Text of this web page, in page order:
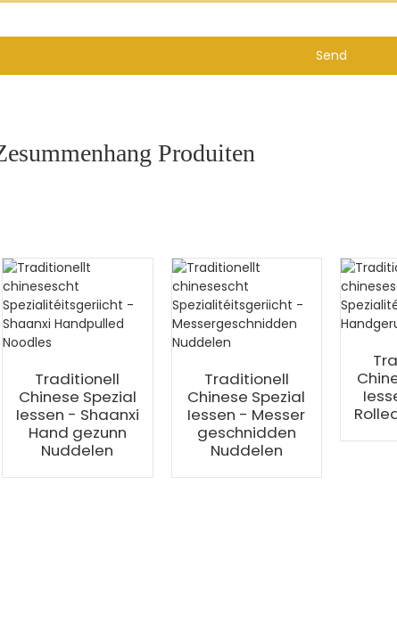
Send
Produiten
Traditionell
Chinese Spezial
Iessen - Shaanxi
Hand gezunn
Nuddelen
Traditionell
Chinese Spezial
Iessen - Messer
geschnidden
Nuddelen